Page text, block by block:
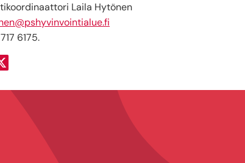
Laila Hytönen
6175.
Facebookissa
Jaa Twitterissä